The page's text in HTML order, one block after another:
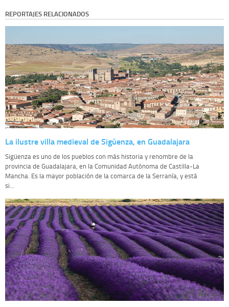
REPORTAJES RELACIONADOS
La ilustre villa medieval de Sigúenza, en Guadalajara
Sigüenza es uno de los pueblos con más historia y renombre de la
provincia de Guadalajara, en la Comunidad Autónoma de Castilla-La
Mancha. Es la mayor población de la comarca de la Serranía, y está
si...